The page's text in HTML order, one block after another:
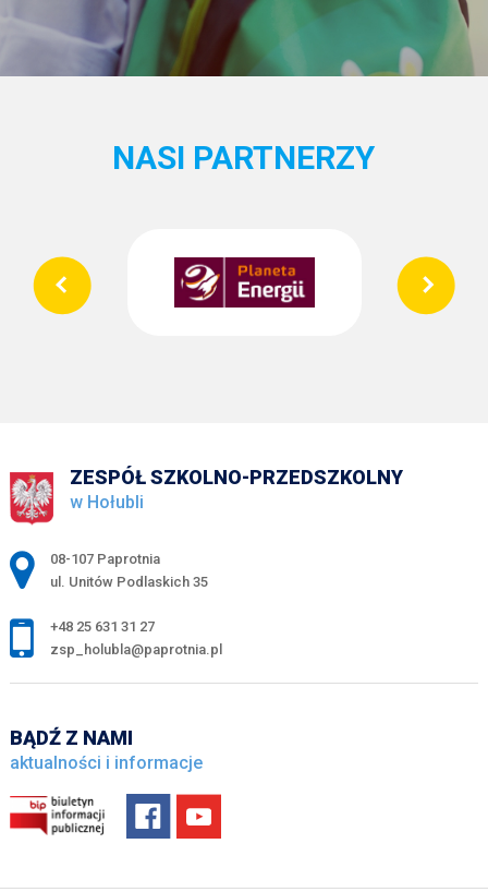
NASI PARTNERZY
ZESPÓŁ SZKOLNO-PRZEDSZKOLNY
w Hołubli
Adres pocztowy:
08-107 Paprotnia
ul. Unitów Podlaskich 35
+48 25 631 31 27
zsp_holubla@paprotnia.pl
BĄDŹ Z NAMI
aktualności i informacje